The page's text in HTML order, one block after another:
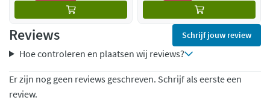
Reviews Schrijf jouw review
Hoe controleren en plaatsen wij reviews?
Er zijn nog geen reviews geschreven. Schrijf als eerste een
review.